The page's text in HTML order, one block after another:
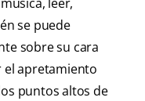
se puede
sobre su cara
el apretamiento
puntos altos de